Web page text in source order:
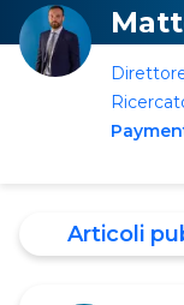
Articoli